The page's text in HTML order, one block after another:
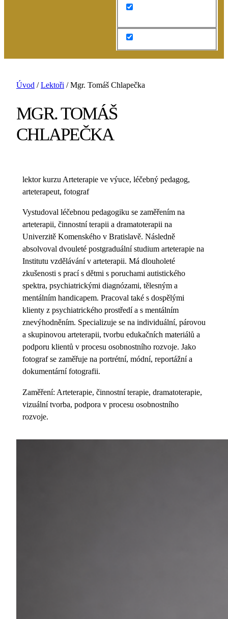
Úvod /Lektoři /Mgr. Tomáš Chlapečka
MGR. TOMÁŠ
CHLAPEČKA
lektor kurzu Arteterapie ve výuce, léčebný pedagog,
arteterapeut, fotograf
Vystudoval léčebnou pedagogiku se zaměřením na
arteterapii, činnostní terapii a dramatoterapii na
Univerzitě Komenského v Bratislavě. Následně
absolvoval dvouleté postgraduální studium arteterapie na
Institutu vzdělávání v arteterapii. Má dlouholeté
zkušenosti s prací s dětmi s poruchami autistického
spektra, psychiatrickými diagnózami, tělesným a
mentálním handicapem. Pracoval také s dospělými
klienty z psychiatrického prostředí a s mentálním
znevýhodněním. Specializuje se na individuální, párovou
a skupinovou arteterapii, tvorbu edukačních materiálů a
podporu klientů v procesu osobnostního rozvoje. Jako
fotograf se zaměřuje na portrétní, módní, reportážní a
dokumentární fotografii.
Zaměření: Arteterapie, činnostní terapie, dramatoterapie,
vizuální tvorba, podpora v procesu osobnostního
rozvoje.